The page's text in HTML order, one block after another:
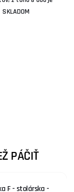
SKLADOM
PÁČIŤ
F - stolárska -